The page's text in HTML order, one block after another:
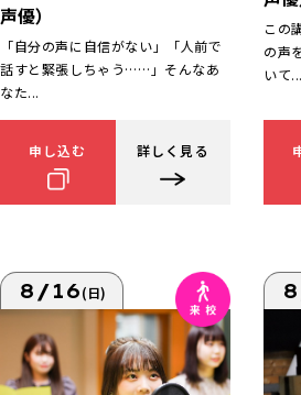
声優）
「自分の声に自信がない」「人前で
話すと緊張しちゃう……」そんなあ
なた...
申し込む 詳しく見る
この
の声
いて...
8/16(日)